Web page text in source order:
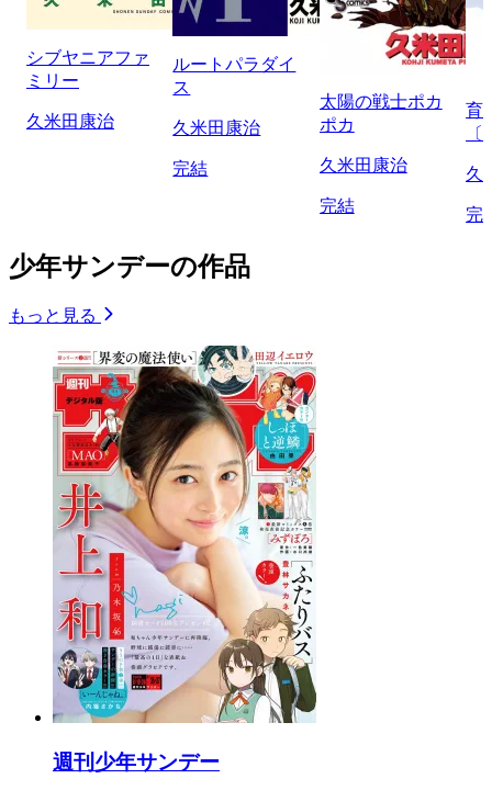
シブヤニアファ
ミリー
久米田康治
ルートパラダイ
ス
久米田康治
完結
太陽の戦士ポカ
ポカ
久米田康治
完結
育
久
完
少年サンデーの作品
もっと見る
週刊少年サンデー